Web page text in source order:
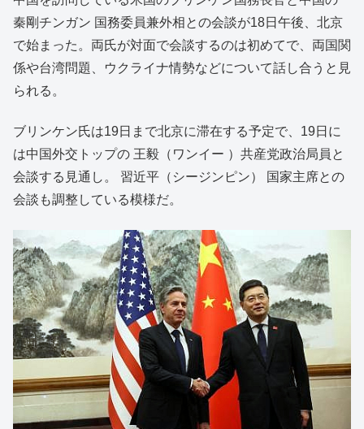
秦剛チンガン 国務委員兼外相との会談が18日午後、北京
で始まった。両氏が対面で会談するのは初めてで、両国関
係や台湾問題、ウクライナ情勢などについて話し合うと見
られる。
ブリンケン氏は19日まで北京に滞在する予定で、19日に
は中国外交トップの 王毅（ワンイー ）共産党政治局員と
会談する見通し。 習近平（シージンピン） 国家主席との
会談も調整している模様だ。